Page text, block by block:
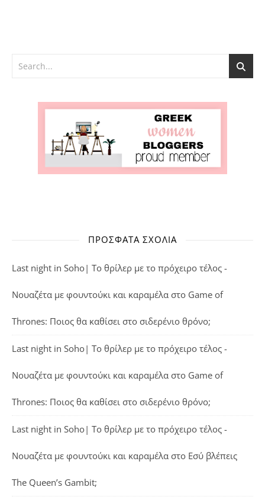
ΠΡΌΣΦΑΤΑ ΣΧΌΛΙΑ
Last night in Soho| Το θρίλερ με το πρόχειρο τέλος -
Νουαζέτα με φουντούκι και καραμέλα στο Game of
Thrones: Ποιος θα καθίσει στο σιδερένιο θρόνο;
Last night in Soho| Το θρίλερ με το πρόχειρο τέλος -
Νουαζέτα με φουντούκι και καραμέλα στο Game of
Thrones: Ποιος θα καθίσει στο σιδερένιο θρόνο;
Last night in Soho| Το θρίλερ με το πρόχειρο τέλος -
Νουαζέτα με φουντούκι και καραμέλα στο Εσύ βλέπεις
The Queen’s Gambit;